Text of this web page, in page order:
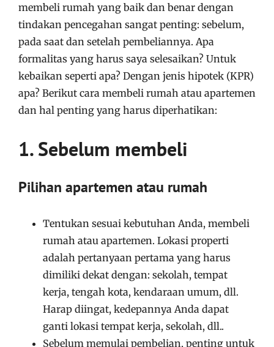
membeli rumah yang baik dan benar dengan
tindakan pencegahan sangat penting: sebelum,
pada saat dan setelah pembeliannya. Apa
formalitas yang harus saya selesaikan? Untuk
kebaikan seperti apa? Dengan jenis hipotek (KPR)
apa? Berikut cara membeli rumah atau apartemen
dan hal penting yang harus diperhatikan:
1. Sebelum membeli
Pilihan apartemen atau rumah
Tentukan sesuai kebutuhan Anda, membeli
rumah atau apartemen. Lokasi properti
adalah pertanyaan pertama yang harus
dimiliki dekat dengan: sekolah, tempat
kerja, tengah kota, kendaraan umum, dll.
Harap diingat, kedepannya Anda dapat
ganti lokasi tempat kerja, sekolah, dll..
Sebelum memulai pembelian, penting untuk